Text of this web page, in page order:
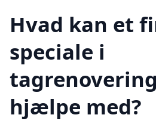
Hvad kan et
speciale i
hjælpe med?